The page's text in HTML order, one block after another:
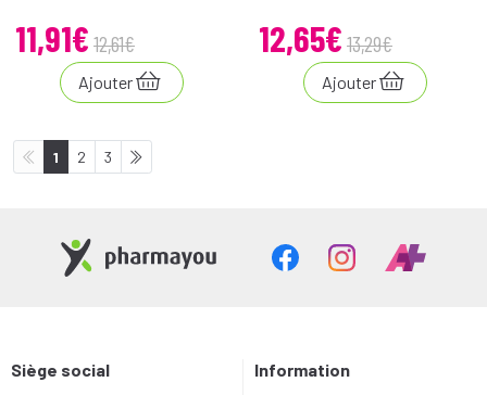
11,91€ 12,61€
Ajouter
12,65€ 13,29€
Ajouter
1 2 3
Siège social Information